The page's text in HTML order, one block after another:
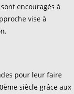
encouragés à
vise à
pour leur faire
siècle grâce aux